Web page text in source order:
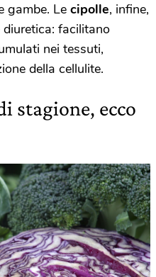
gambe. Le cipolle, infine,
diuretica: facilitano
nei tessuti,
della cellulite.
stagione, ecco